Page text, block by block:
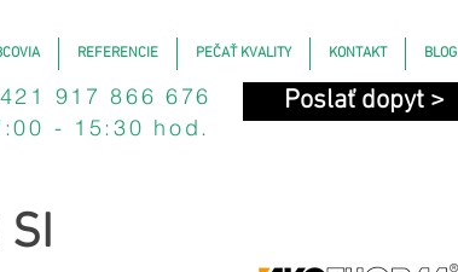
REFERENCIE PEČAŤ KVALITY KONTAKT BLOG
917 866 676
- 15:30 hod.
Poslať dopyt >